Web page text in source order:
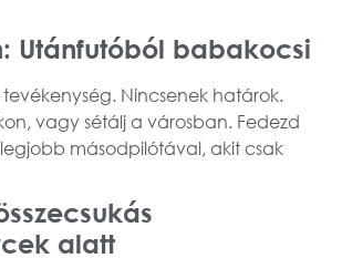
Utánfutóból babakocsi
tevékenység. Nincsenek határok.
vagy sétálj a városban. Fedezd
másodpilótával, akit csak
alatt